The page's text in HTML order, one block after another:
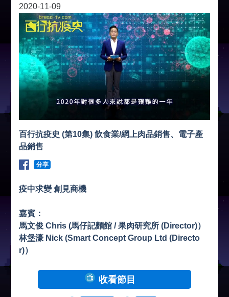
2020-11-09
百行抗疫史 (第10集) 飲食業/網上肉品銷售、電子產
品銷售
分享
疫中求變 創見商機
嘉賓：
馬文俊 Chris (馬仔記麵館 / 果肉研究所 (Director)）
林堡濠 Nick (Smart Concept Group Ltd (Directo
r)）
收看節目